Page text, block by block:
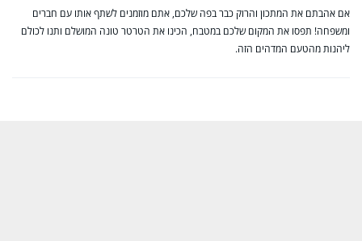
אם אהבתם את המתכון והרוק כבר בפה שלכם, אתם מוזמנים לשתף אותו עם חברים
ומשפחה! תפסו את המקום שלכם במטבח, הכינו את הטרטר טונה המושלם ותנו לכולם
ליהנות מהטעם המדהים הזה.